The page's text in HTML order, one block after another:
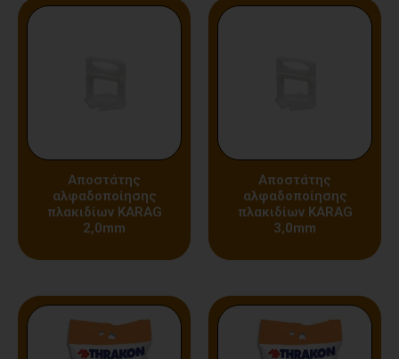
Αποστάτης
αλφαδοποίησης
πλακιδίων KARAG
2,0mm
Αποστάτης
αλφαδοποίησης
πλακιδίων KARAG
3,0mm